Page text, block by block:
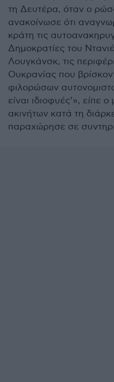
τη Δευτέρα, όταν ο
ανακοίνωσε ότι
κράτη τις
Δημοκρατίες του
Λουγκάνσκ, τις
Ουκρανίας που
φιλορώσων
είναι ιδιοφυές’», είπε
ακινήτων κατά τη
παραχώρησε σε